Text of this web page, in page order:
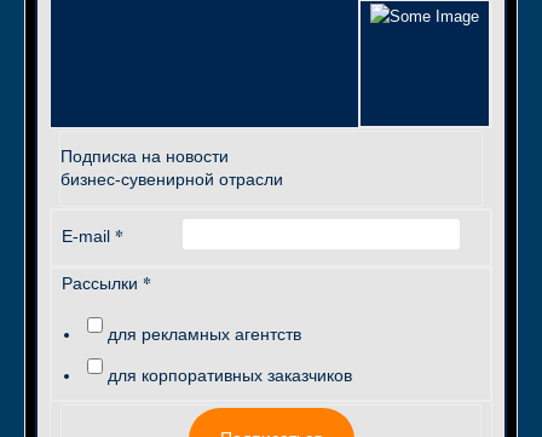
Подписка на новости
бизнес-сувенирной отрасли
E-mail *
Рассылки *
для рекламных агентств
для корпоративных заказчиков